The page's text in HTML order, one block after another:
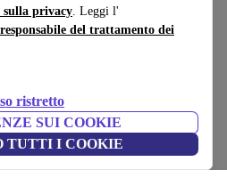
privacy. Leggi l'
del trattamento dei
ristretto
SUI COOKIE
TUTTI I COOKIE
Galaxy S20plus :
Offerta